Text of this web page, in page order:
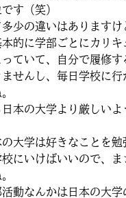
す（笑）
少の違いはありますけ
的に学部ごとにカリキ
っていて、自分で履修す
せんし、毎日学校に行
本の大学より厳しいよ
大学は好きなことを勉
にいけばいいので、ま
動なんかは日本の大学